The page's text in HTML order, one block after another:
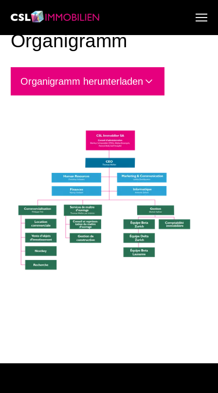
Dienstleistungen
Über uns
Research & Marktberichte
Aktuell
Organigramm
Organigramm herunterladen